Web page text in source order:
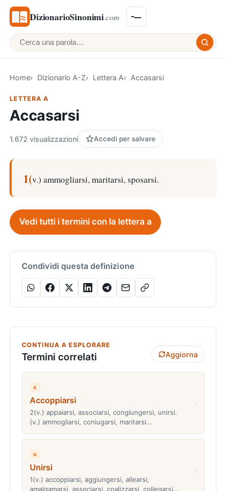
DizionarioSinonimi.com
Cerca una parola
Home Dizionario A-Z Lettera A Accasarsi
LETTERA A
Accasarsi
1.672 visualizzazioni Accedi per salvare
1(v.) ammogliarsi, maritarsi, sposarsi.
Vedi tutti i termini con la lettera a
Condividi questa definizione
CONTINUA A ESPLORARE
Termini correlati Aggiorna
a
Accoppiarsi
2(v.) appaiarsi, associarsi, congiungersi, unirsi.
(v.) ammogliarsi, coniugarsi, maritarsi…
u
Unirsi
1(v.) accoppiarsi, aggiungersi, allearsi,
amalgamarsi, associarsi, coalizzarsi, collegarsi…